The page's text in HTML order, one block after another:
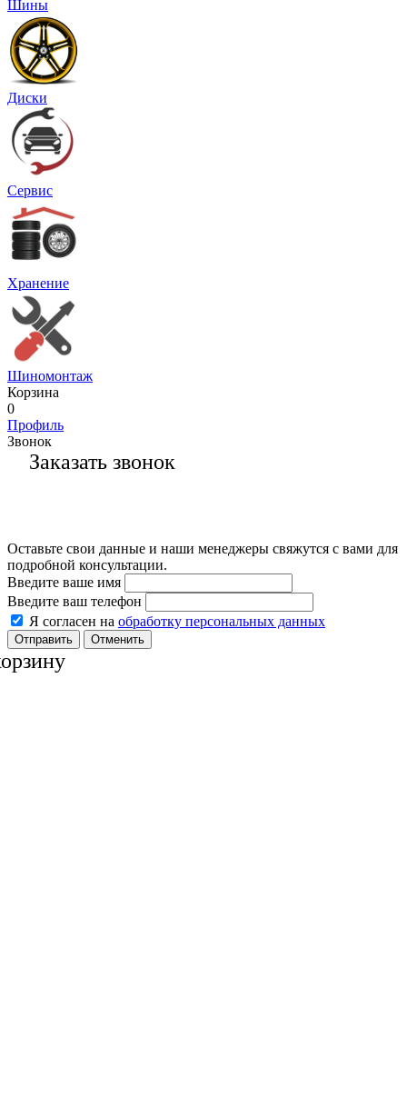
Шины
Диски
Сервис
Хранение
Шиномонтаж
Корзина
0
Профиль
Звонок
Заказать звонок
Оставьте свои данные и наши менеджеры свяжутся с вами для
подробной консультации.
Введите ваше имя
Введите ваш телефон
Я согласен на обработку персональных данных
Отменить